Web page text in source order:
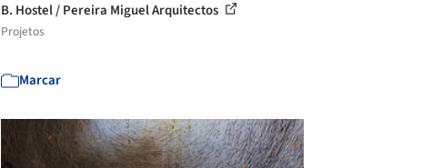
B. Hostel / Pereira Miguel Arquitectos
Projetos
Marcar